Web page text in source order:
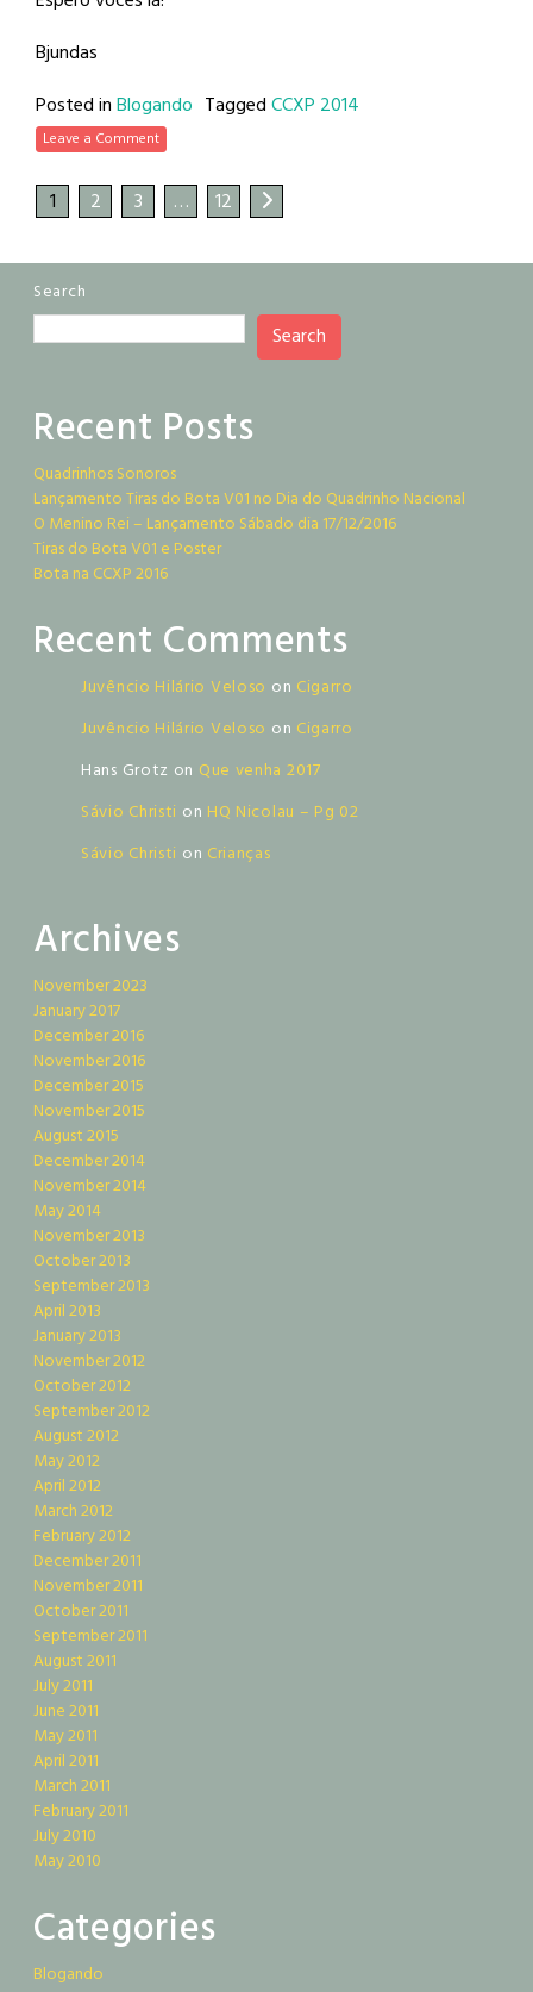
Bjundas
Posted inBlogando TaggedCCXP 2014
Leave a Comment
1 2 3 … 12
Search
Search
Recent Posts
Quadrinhos Sonoros
Lançamento Tiras do Bota V01 no Dia do Quadrinho Nacional
O Menino Rei – Lançamento Sábado dia 17/12/2016
Tiras do Bota V01 e Poster
Bota na CCXP 2016
Recent Comments
Juvêncio Hilário Veloso on Cigarro
Juvêncio Hilário Veloso on Cigarro
Hans Grotz on Que venha 2017
Sávio Christi on HQ Nicolau – Pg 02
Sávio Christi on Crianças
Archives
November 2023
January 2017
December 2016
November 2016
December 2015
November 2015
August 2015
December 2014
November 2014
May 2014
November 2013
October 2013
September 2013
April 2013
January 2013
November 2012
October 2012
September 2012
August 2012
May 2012
April 2012
March 2012
February 2012
December 2011
November 2011
October 2011
September 2011
August 2011
July 2011
June 2011
May 2011
April 2011
March 2011
February 2011
July 2010
May 2010
Categories
Blogando